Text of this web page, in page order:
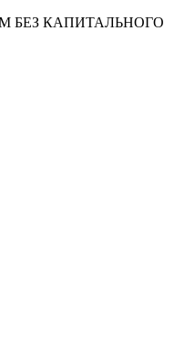
БЕЗ КАПИТАЛЬНОГО